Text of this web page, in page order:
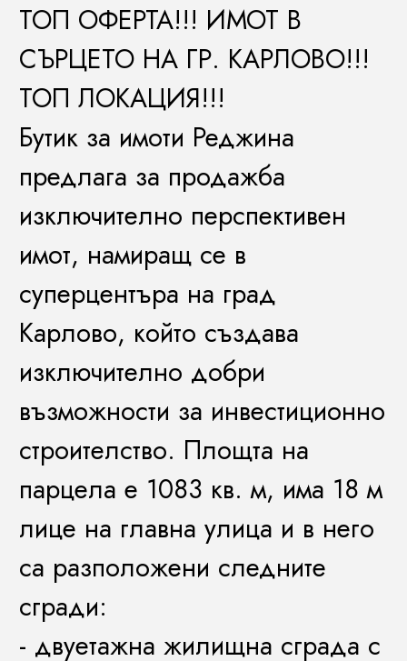
ТОП ОФЕРТА!!! ИМОТ В
СЪРЦЕТО НА ГР. КАРЛОВО!!!
ТОП ЛОКАЦИЯ!!!
Бутик за имоти Реджина
предлага за продажба
изключително перспективен
имот, намиращ се в
суперцентъра на град
Карлово, който създава
изключително добри
възможности за инвестиционно
строителство. Площта на
парцела е 1083 кв. м, има 18 м
лице на главна улица и в него
са разположени следните
сгради:
- двуетажна жилищна сграда с